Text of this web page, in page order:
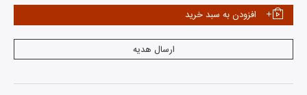
افزودن به سبد خرید
ارسال هدیه